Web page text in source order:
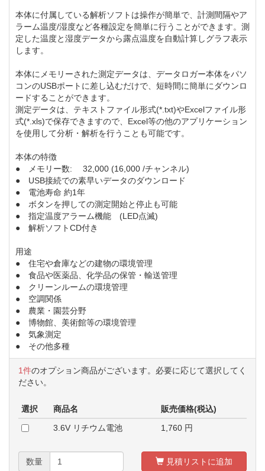
本体に付属している解析ソフトは操作が簡単で、計測間隔やア
ラーム温度/湿度など各種設定を簡単に行うことができます。測
定した温度と湿度データから露点温度を自動計算しグラフ表示
します。
本体にメモリーされた測定データは、データロガー本体をパソ
コンのUSBポートに差し込むだけで、短時間に簡単にダウンロ
ードすることができます。
測定データは、テキストファイル形式(*.txt)やExcelファイル形
式(*.xls)で保存できますので、Excel等の他のアプリケーション
を使用して分析・解析を行うことも可能です。
本体の特徴
● メモリー数: 32,000 (16,000 /チャンネル)
● USB接続での素早いデータのダウンロード
● 電池寿命 約1年
● ボタンを押しての測定開始と停止も可能
● 指定温度アラーム機能 (LED点滅)
● 解析ソフトCD付き
用途
● 住宅や倉庫などの建物の環境管理
● 食品や医薬品、化学品の保管・輸送管理
● クリーンルームの環境管理
● 空調関係
● 農業・園芸分野
● 博物館、美術館等の環境管理
● 気象測定
● その他多種
1件のオプション商品がございます。必要に応じて選択してく
ださい。
選択 商品名
販売価格(税込)
3.6V リチウム電池
1,760 円
数量 見積リストに追加